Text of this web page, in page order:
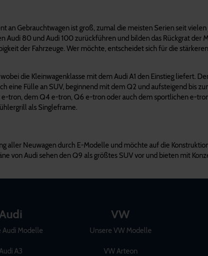
Gebrauchtwagen ist groß, zumal die meisten Serien seit
Audi 80 und Audi 100 zurückführen und bilden das Rückgrat der
der Fahrzeuge. Wer möchte, entscheidet sich für die
die Kleinwagenklasse mit dem Audi A1 den Einstieg liefert.
Fülle an SUV, beginnend mit dem Q2 und aufsteigend bis
tron, dem Q4 e-tron, Q6 e-tron oder auch dem sportlichen e-
als Singleframe.
aller Neuwagen durch E-Modelle und möchte auf die
von Audi sehen den Q9 als größtes SUV vor und bieten mit
Audi
Audi Modelle
Audi A3
VW
Unsere VW Modelle
VW Arteon